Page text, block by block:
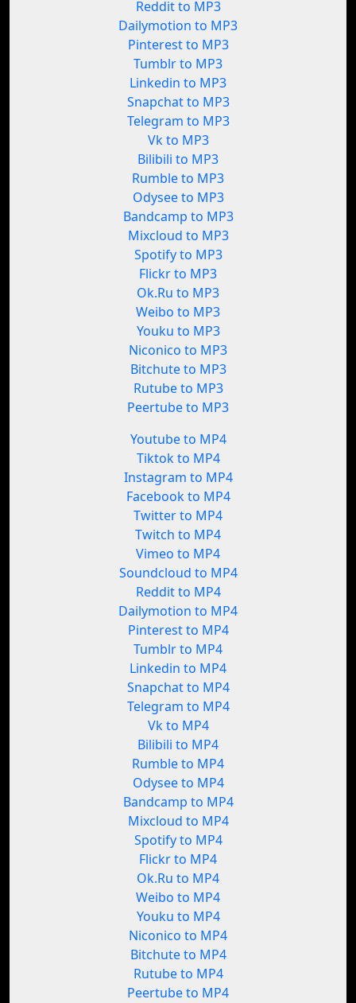
Reddit to MP3
Dailymotion to MP3
Pinterest to MP3
Tumblr to MP3
Linkedin to MP3
Snapchat to MP3
Telegram to MP3
Vk to MP3
Bilibili to MP3
Rumble to MP3
Odysee to MP3
Bandcamp to MP3
Mixcloud to MP3
Spotify to MP3
Flickr to MP3
Ok.Ru to MP3
Weibo to MP3
Youku to MP3
Niconico to MP3
Bitchute to MP3
Rutube to MP3
Peertube to MP3
Youtube to MP4
Tiktok to MP4
Instagram to MP4
Facebook to MP4
Twitter to MP4
Twitch to MP4
Vimeo to MP4
Soundcloud to MP4
Reddit to MP4
Dailymotion to MP4
Pinterest to MP4
Tumblr to MP4
Linkedin to MP4
Snapchat to MP4
Telegram to MP4
Vk to MP4
Bilibili to MP4
Rumble to MP4
Odysee to MP4
Bandcamp to MP4
Mixcloud to MP4
Spotify to MP4
Flickr to MP4
Ok.Ru to MP4
Weibo to MP4
Youku to MP4
Niconico to MP4
Bitchute to MP4
Rutube to MP4
Peertube to MP4